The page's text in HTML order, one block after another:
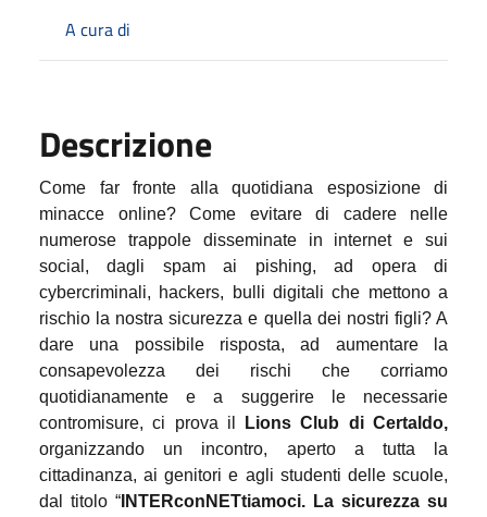
A cura di
Descrizione
Come far fronte alla quotidiana esposizione di
minacce online? Come evitare di cadere nelle
numerose trappole disseminate in internet e sui
social, dagli spam ai pishing, ad opera di
cybercriminali, hackers, bulli digitali che mettono a
rischio la nostra sicurezza e quella dei nostri figli? A
dare una possibile risposta, ad aumentare la
consapevolezza dei rischi che corriamo
quotidianamente e a suggerire le necessarie
contromisure, ci prova il
Lions Club di Certaldo,
organizzando un incontro, aperto a tutta la
cittadinanza, ai genitori e agli studenti delle scuole,
dal titolo “ INTERconNETtiamoci. La sicurezza su